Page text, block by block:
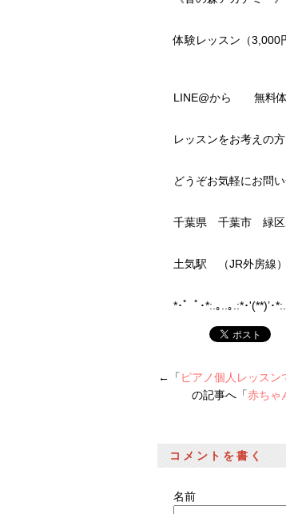
体験レッスン（3,000
LINE@から 無料体
レッスンをお考えの方
どうぞお気軽にお問
千葉県 千葉市 緑区
土気駅 （JR外房線
*･゜ﾟ･*:.｡..｡.:*･'(**)’
←「 ピアノ個人レッス
の記事へ「赤ちゃ
コメントを書く
名前